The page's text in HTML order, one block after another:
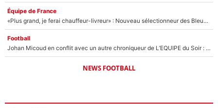
Équipe de France
«Plus grand, je ferai chauffeur-livreur» : Nouveau sélectionneur des Bleus, Zinédine Zidane s’était imaginé un avenir très différent lorsqu'il était enfant
Football
Johan Micoud en conflit avec un autre chroniqueur de L’EQUIPE du Soir : «Pendant un moment, je ne les ai pas remis ensemble dans l'émission»
NEWS FOOTBALL